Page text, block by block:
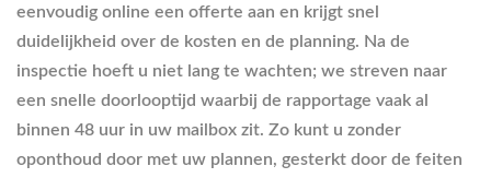
eenvoudig online een offerte aan en krijgt snel
duidelijkheid over de kosten en de planning. Na de
inspectie hoeft u niet lang te wachten; we streven naar
een snelle doorlooptijd waarbij de rapportage vaak al
binnen 48 uur in uw mailbox zit. Zo kunt u zonder
oponthoud door met uw plannen, gesterkt door de feiten